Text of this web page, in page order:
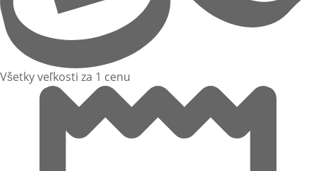
Všetky veľkosti za 1 cenu